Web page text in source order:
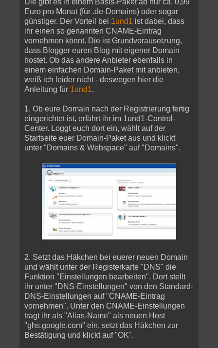
Die gibt es in einem Basis-Paket ab nur ca. 0,99
Euro pro Monat (für .de-Domains) oder sogar
günstiger. Der Vorteil bei 1und1 ist dabei, dass
ihr einen so genannten CNAME-Eintrag
vornehmen könnt. Die ist Grundvorausetzung,
dass Blogger euren Blog mit eigener Domain
hostet. Ob das andere Anbieter ebenfalls in
einem einfachen Domain-Paket mit anbieten,
weiß ich leider nicht - deswegen hier die
Anleitung für 1und1.
1. Ob eure Domain nach der Registrierung fertig
eingerichtet ist, erfährt ihr im 1und1-Control-
Center. Loggt euch dort ein, wählt auf der
Startseite euer Domain-Paket aus und klickt
unter "Domains & Webspace" auf "Domains".
2. Setzt das Häkchen bei euerer neuen Domain
und wählt unter der Registerkarte "DNS" die
Funktion "Einstellungen bearbeiten". Dort stellt
ihr unter "DNS-Einstellungen" von den Standard-
DNS-Einstellungen auf "CNAME-Eintrag
vornehmen". Unter den CNAME-Einstellungen
tragt ihr als "Alias-Name" als neuen Host
"ghs.google.com" ein, setzt das Häkchen zur
Bestätigung und klickt auf "OK".